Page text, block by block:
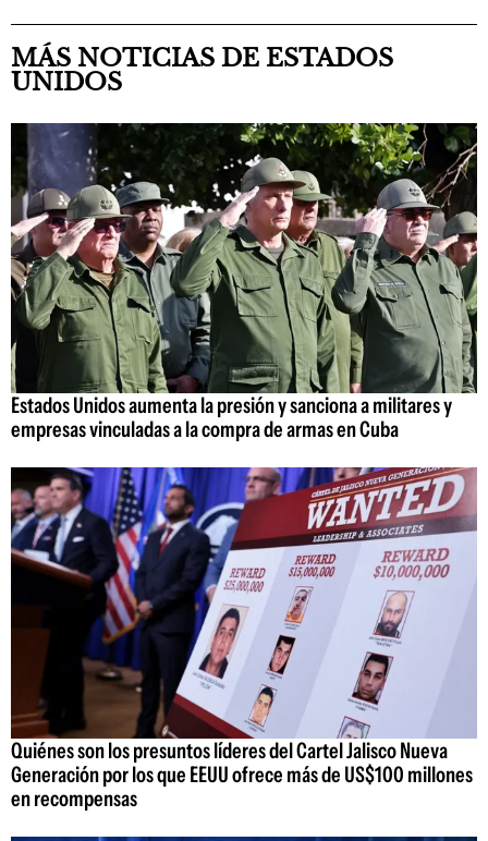
MÁS NOTICIAS DE ESTADOS
UNIDOS
Estados Unidos aumenta la presión y sanciona a militares y
empresas vinculadas a la compra de armas en Cuba
Quiénes son los presuntos líderes del Cartel Jalisco Nueva
Generación por los que EEUU ofrece más de US$100 millones
en recompensas